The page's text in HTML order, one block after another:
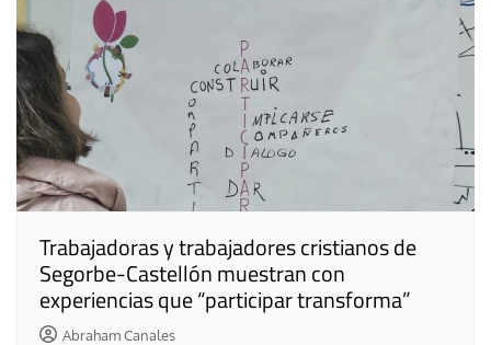
Trabajadoras y trabajadores cristianos de
Segorbe-Castellón muestran con
experiencias que “participar transforma”
Abraham Canales